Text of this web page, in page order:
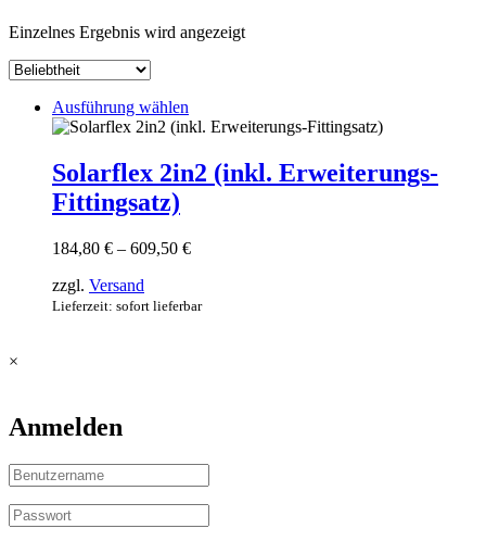
Einzelnes Ergebnis wird angezeigt
Ausführung wählen
Produkt
mehrere
Varianten
Optionen
der
Solarflex 2in2 (inkl. Erweiterungs-
Fittingsatz)
184,80 € – 609,50 €Preisspanne:
609,50 €
zzgl. Versand
Lieferzeit: sofort lieferbar
×
Anmelden